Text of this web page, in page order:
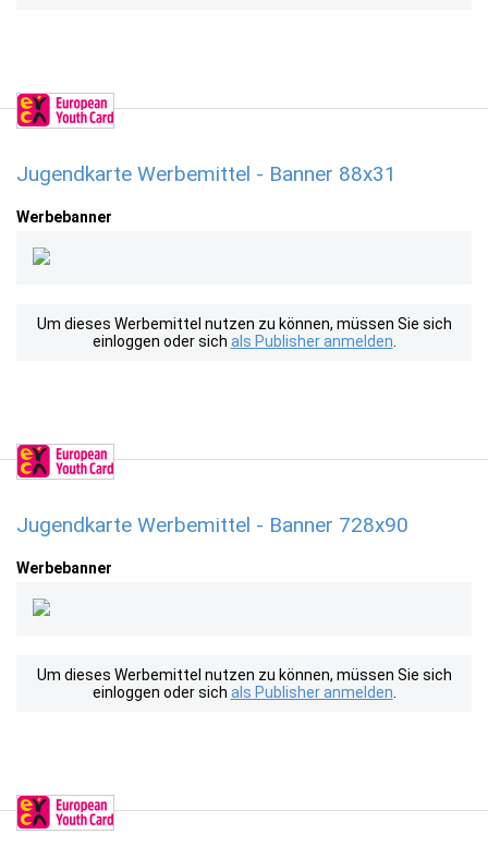
Jugendkarte Werbemittel - Banner 88x31
Werbebanner
Um dieses Werbemittel nutzen zu können, müssen Sie sich
einloggen oder sich als Publisher anmelden
Jugendkarte Werbemittel - Banner 728x90
Werbebanner
Um dieses Werbemittel nutzen zu können, müssen Sie sich
einloggen oder sich als Publisher anmelden